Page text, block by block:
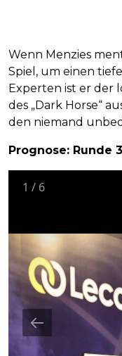
Wenn Menzies
Spiel, um einen
Experten ist er der
des „Dark Horse“
den niemand
Prognose: Runde 3
1 / 6